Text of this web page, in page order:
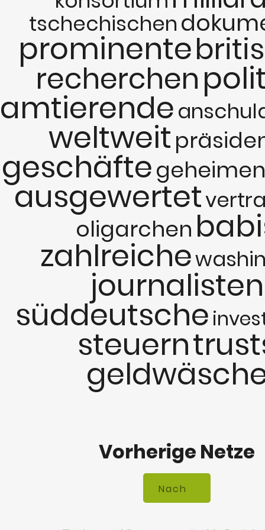
tschechischen
prominente
recherchen
amtierende
weltweit
geschäftegeheimen
ausgewertet
oligarchen
zahlreiche
journalisten
süddeutsche
steuern
Vorherige Netze